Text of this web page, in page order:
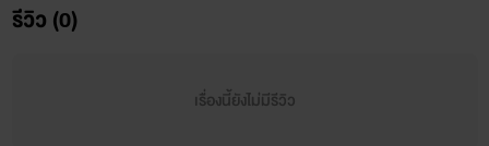
รีวิว (0)
เรื่องนี้ยังไม่มีรีวิว